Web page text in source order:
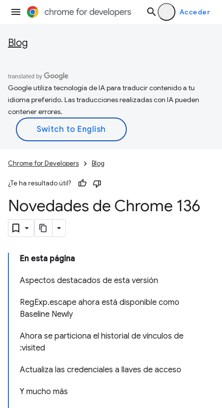
Acceder
Blog
Google utiliza tecnología de IA para traducir contenido a tu
idioma preferido. Las traducciones realizadas con IA pueden
contener errores.
Chrome for Developers Blog
¿Te ha resultado útil?
Novedades de Chrome 136
En esta página
Aspectos destacados de esta versión
RegExp.escape ahora está disponible como
Baseline Newly
Ahora se particiona el historial de vínculos de
:visited
Actualiza las credenciales a llaves de acceso
Y mucho más